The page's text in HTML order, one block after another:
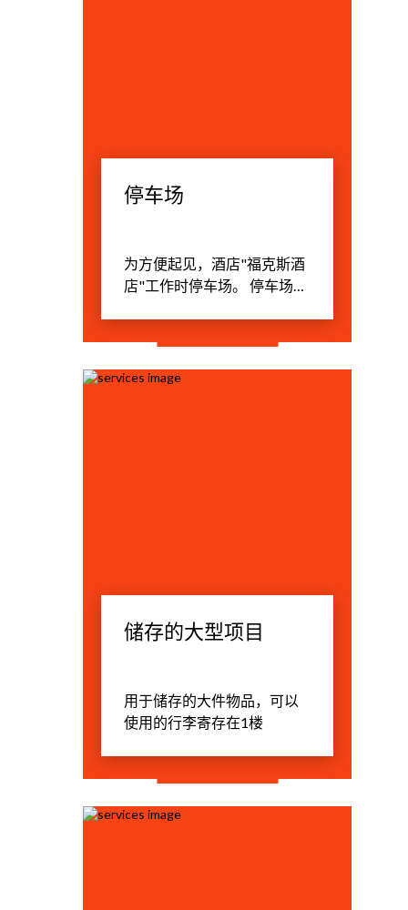
停车场
为方便起见，酒店"福克斯酒
店"工作时停车场。 停车场可
和大型活动，以及运输单个
客人。 停车场的时间是无限
的。
储存的大型项目
用于储存的大件物品，可以
使用的行李寄存在1楼